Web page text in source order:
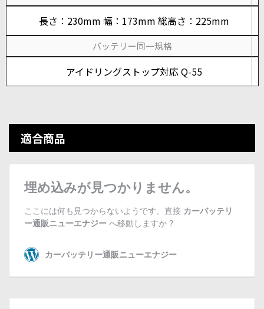
長さ：230mm 幅：173mm 総高さ：225mm
バッテリー同一規格
アイドリングストップ対応 Q-55
適合商品